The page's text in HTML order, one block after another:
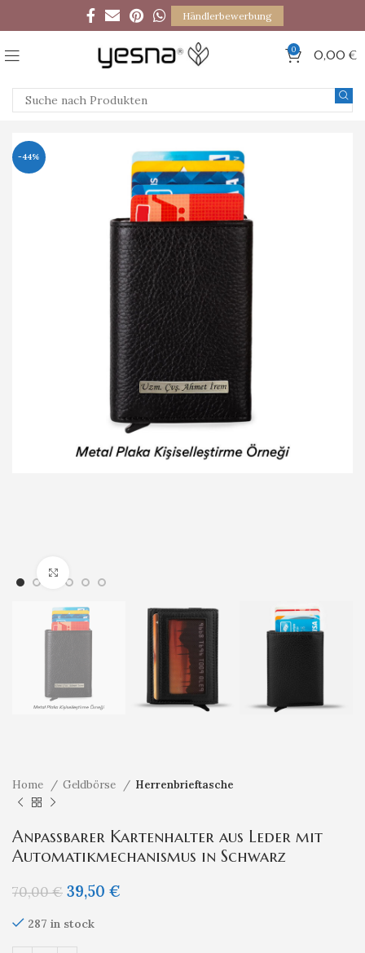
Händlerbewerbung
0 0,00 €
-44%
Home Geldbörse Herrenbrieftasche
Anpassbarer Kartenhalter aus Leder mit
Automatikmechanismus in Schwarz
70,00€ 39,50 €
287 in stock